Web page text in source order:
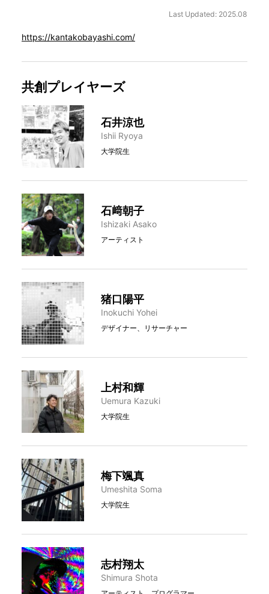
Last Updated: 2025.08
https://kantakobayashi.com/
共創プレイヤーズ
石井涼也
Ishii Ryoya
大学院生
石﨑朝子
Ishizaki Asako
アーティスト
猪口陽平
Inokuchi Yohei
デザイナー、リサーチャー
上村和輝
Uemura Kazuki
大学院生
梅下颯真
Umeshita Soma
大学院生
志村翔太
Shimura Shota